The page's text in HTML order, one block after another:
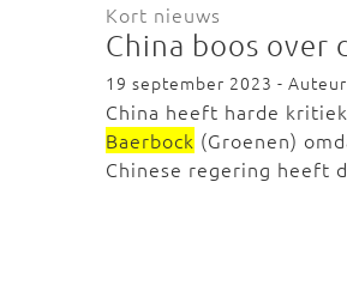
Kort nieuws
China boos over
19 september 2023 -
China heeft harde
Baerbock (Groenen)
Chinese regering heeft